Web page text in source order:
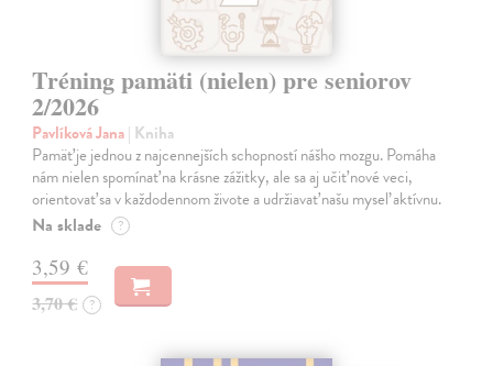
Tréning pamäti (nielen) pre seniorov
2/2026
Pavlíková Jana| Kniha
Pamäť je jednou z najcennejších schopností nášho mozgu. Pomáha
nám nielen spomínať na krásne zážitky, ale sa aj učiť nové veci,
orientovať sa v každodennom živote a udržiavať našu myseľ aktívnu.
Na sklade ?
3,59 €
3,70 € ?